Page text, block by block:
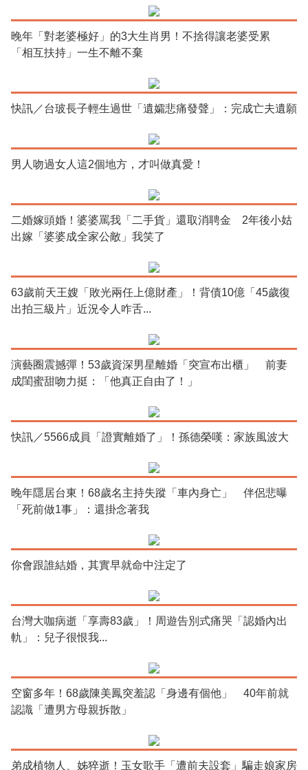
晚年「對老婆極好」的3大生肖男！不捨得讓老婆受累
「相互扶持」一生不離不棄
快訊／台玻長子輕生過世「遺孀悲痛發聲」：完成亡夫遺願
男人吻過女人這2個地方，才叫做真愛！
二婚嫁頭婚！婆婆罵我「二手貨」還取消聘金 2年後小姑
出嫁「婆婆成全家公敵」我笑了
63歲前天王嫂「敗光兩任上億財產」！背債10億「45歲復
出拍三級片」近況令人咋舌...
演藝圈震撼彈！53歲資深男星離婚「突宣布出櫃」 前妻
成閨蜜甜吻力挺：「他真正自由了！」
快訊／5566成員「證實離婚了」！孫德榮嘆：家族風波大
晚年隱居台東！68歲名主持失蹤「車內身亡」 伴侶悲曝
「死前做1事」：還掛念著我
你會跟誰結婚，其實早就命中注定了
台灣大咖病逝「享壽83歲」！周遊告別式痛哭「認婚內出
軌」：兒子很恨我...
空窗多年！68歲陳美鳳突羞認「身邊有個他」 40年前就
認識「遭男方母親拆散」
弟成植物人、姊猝逝！玉女歌手「遭前夫設套」騙走娘家房